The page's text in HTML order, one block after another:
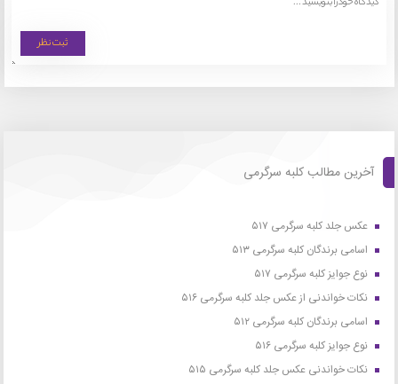
آخرین مطالب کلبه سرگرمی
عکس جلد کلبه سرگرمی ۵۱۷
اسامی برندگان کلبه سرگرمی ۵۱۳
نوع جوایز کلبه سرگرمی ۵۱۷
نکات خواندنی از عکس جلد کلبه سرگرمی ۵۱۶
اسامی برندگان کلبه سرگرمی ۵۱۲
نوع جوایز کلبه سرگرمی ۵۱۶
نکات خواندنی عکس جلد کلبه سرگرمی ۵۱۵